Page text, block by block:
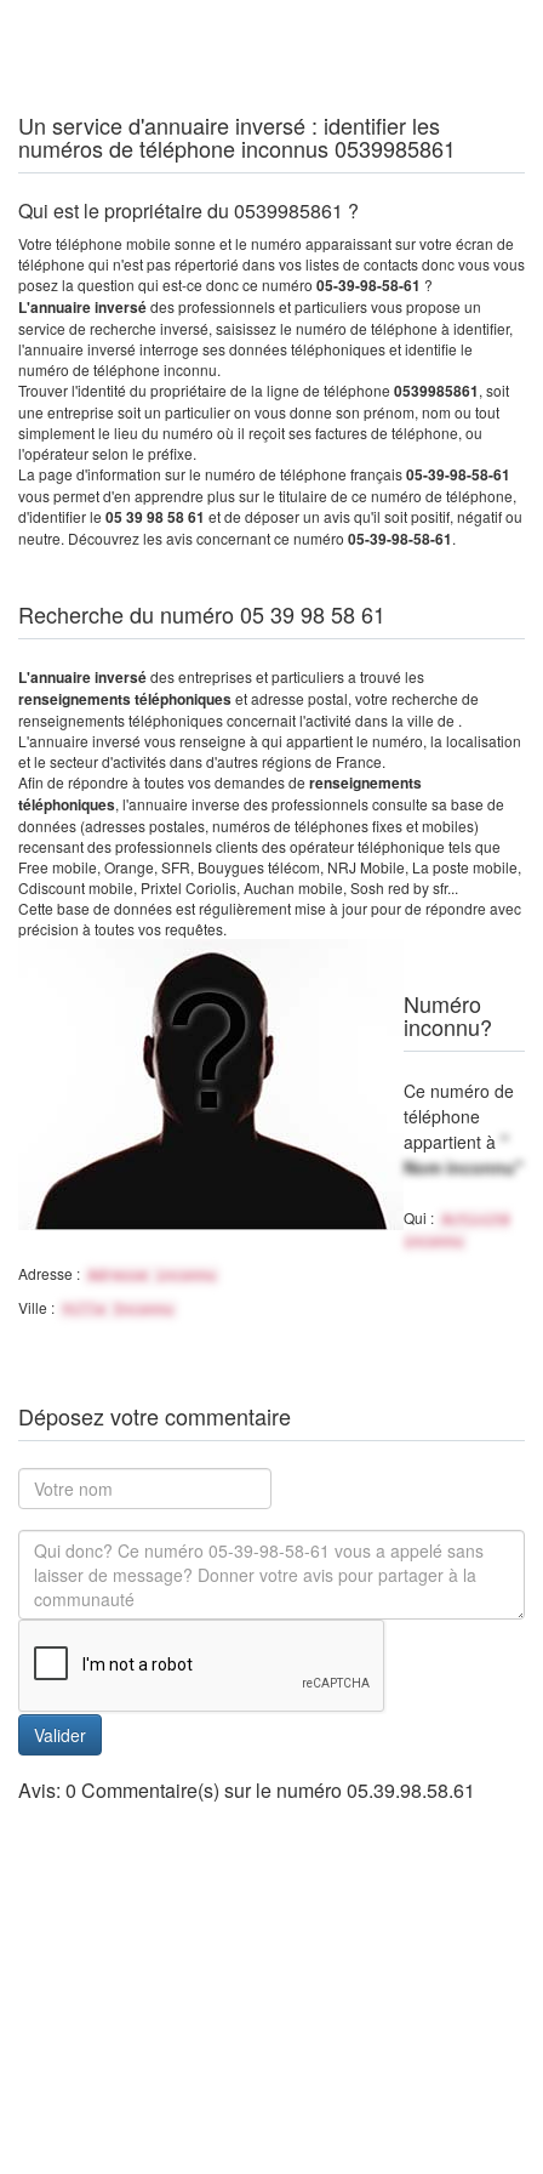
Un service d'annuaire inversé : identifier les
numéros de téléphone inconnus 0539985861
Qui est le propriétaire du 0539985861 ?
Votre téléphone mobile sonne et le numéro apparaissant sur votre écran de
téléphone qui n'est pas répertorié dans vos listes de contacts donc vous vous
posez la question qui est-ce donc ce numéro 05-39-98-58-61 ?
L'annuaire inversédes professionnels et particuliers vous propose un
service de recherche inversé, saisissez le numéro de téléphone à identifier,
l'annuaire inversé interroge ses données téléphoniques et identifie le
numéro de téléphone inconnu.
Trouver l'identité du propriétaire de la ligne de téléphone 0539985861, soit
une entreprise soit un particulier on vous donne son prénom, nom ou tout
simplement le lieu du numéro où il reçoit ses factures de téléphone, ou
l'opérateur selon le préfixe.
La page d'information sur le numéro de téléphone français05-39-98-58-61
vous permet d'en apprendre plus sur le titulaire de ce numéro de téléphone,
d'identifier le 05 39 98 58 61 et de déposer un avis qu'il soit positif, négatif ou
neutre. Découvrez les avis concernant ce numéro 05-39-98-58-61.
Recherche du numéro 05 39 98 58 61
L'annuaire inversédes entreprises et particuliers a trouvé les
renseignements téléphoniqueset adresse postal, votre recherche de
renseignements téléphoniques concernait l'activité dans la ville de .
L'annuaire inversé vous renseigne à qui appartient le numéro, la localisation
et le secteur d'activités dans d'autres régions de France.
Afin de répondre à toutes vos demandes de renseignements
téléphoniques, l'annuaire inverse des professionnels consulte sa base de
données (adresses postales, numéros de téléphones fixes et mobiles)
recensant des professionnels clients des opérateur téléphonique tels que
Free mobile, Orange, SFR, Bouygues télécom, NRJ Mobile, La poste mobile,
Cdiscount mobile, Prixtel Coriolis, Auchan mobile, Sosh red by sfr...
Cette base de données est régulièrement mise à jour pour de répondre avec
précision à toutes vos requêtes.
Numéro
inconnu?
Ce numéro de
téléphone
appartient à "
Nom inconnu"
Qui :
Activité
inconnu
Adresse : Adresse inconnu
Ville : Ville Inconnu
Déposez votre commentaire
Valider
Avis: 0 Commentaire(s) sur le numéro 05.39.98.58.61